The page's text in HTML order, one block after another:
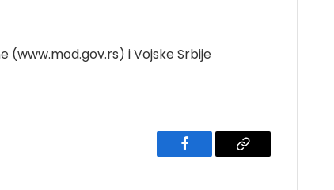
(www.mod.gov.rs) i Vojske Srbije
Facebook Copy